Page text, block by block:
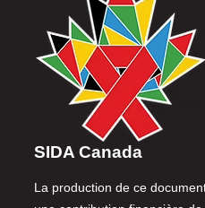
SIDA Canada
La production de ce